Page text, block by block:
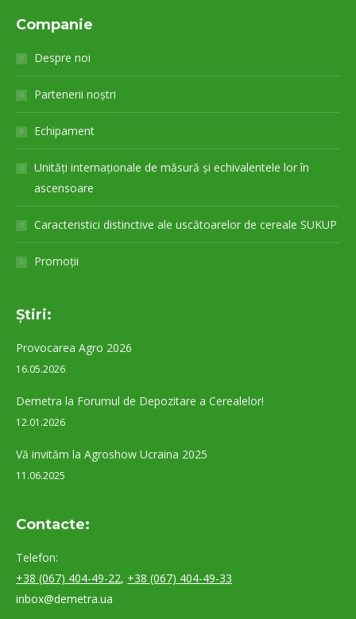
Companie
Despre noi
Partenerii noștri
Echipament
Unități internaționale de măsură și echivalentele lor în
ascensoare
Caracteristici distinctive ale uscătoarelor de cereale SUKUP
Promoții
Ştiri:
Provocarea Agro 2026
16.05.2026
Demetra la Forumul de Depozitare a Cerealelor!
12.01.2026
Vă invităm la Agroshow Ucraina 2025
11.06.2025
Contacte:
Telefon:
+38 (067) 404-49-22, +38 (067) 404-49-33
inbox@demetra.ua